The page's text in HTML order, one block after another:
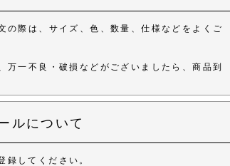
の際は、サイズ、色、数量、仕様などをよくご
一不良・破損などがございましたら、商品到
ルについて
録してください。